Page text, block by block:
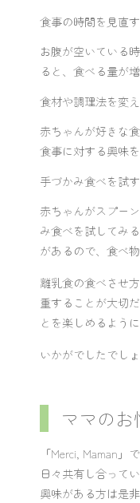
食事の時間を見直す
お腹が空いている
ると、食べる量が
食材や調理法を変
赤ちゃんが好きな
食事に対する興味
手づかみ食べを試す
赤ちゃんがスプー
み食べを試してみ
があるので、食べ
離乳食の食べさせ
重することが大切
とを楽しめるよう
いかがでしたでしょ
ママの
「Merci, Maman」
日々共有し合ってい
興味がある方は是